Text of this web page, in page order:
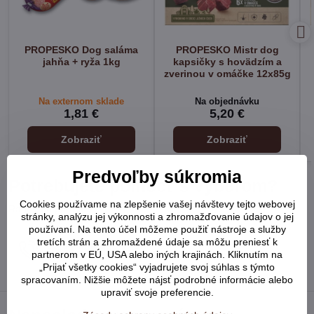
PROPESKO Dog saláma
jahňa + ryža 1kg
Na externom sklade
1,81 €
Zobraziť
PROPESKO Mistr dog
kapsičky s hovädzím a
zverinou v omáčke 12x85g
Na objednávku
5,20 €
Zobraziť
Potrebujete pomôcť s výberom?
Radi Vám poradíme:
+421 948 902 752
Predvoľby súkromia
Cookies používame na zlepšenie vašej návštevy tejto webovej
stránky, analýzu jej výkonnosti a zhromažďovanie údajov o jej
používaní. Na tento účel môžeme použiť nástroje a služby
tretích strán a zhromaždené údaje sa môžu preniesť k
partnerom v EÚ, USA alebo iných krajinách. Kliknutím na
„Prijať všetky cookies“ vyjadrujete svoj súhlas s týmto
spracovaním. Nižšie môžete nájsť podrobné informácie alebo
upraviť svoje preferencie.